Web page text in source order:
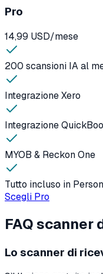
Pro
14,99 USD/mese
200 scansioni IA al
Integrazione Xero
Integrazione
MYOB & Reckon One
Tutto incluso in
Scegli Pro
FAQ
Lo scanner di